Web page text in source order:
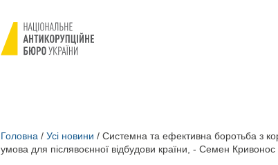
Головна / Усі новини / Системна та ефективна боротьба з
умова для післявоєнної відбудови країни, - Семен Кривонос